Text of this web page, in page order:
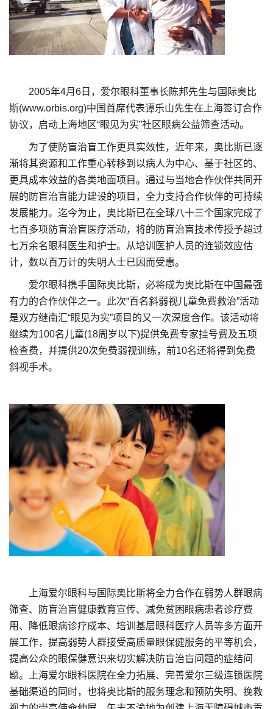
2005年4月6日，爱尔眼科董事长陈邦先生与国际奥比
斯(www.orbis.org)中国首席代表谭乐山先生在上海签订合作
协议，启动上海地区“眼见为实”社区眼病公益筛查活动。
为了使防盲治盲工作更具实效性，近年来，奥比斯已逐
渐将其资源和工作重心转移到以病人为中心、基于社区的、
更具成本效益的各类地面项目。通过与当地合作伙伴共同开
展的防盲治盲能力建设的项目，全力支持合作伙伴的可持续
发展能力。迄今为止，奥比斯已在全球八十三个国家完成了
七百多项防盲治盲医疗活动，将的防盲治盲技术传授予超过
七万余名眼科医生和护士。从培训医护人员的连锁效应估
计，数以百万计的失明人士已因而受惠。
爱尔眼科携手国际奥比斯，必将成为奥比斯在中国最强
有力的合作伙伴之一。此次“百名斜弱视儿童免费救治”活动
是双方继南汇“眼见为实”项目的又一次深度合作。该活动将
继续为100名儿童(18周岁以下)提供免费专家挂号费及五项
检查费，并提供20次免费弱视训练，前10名还将得到免费
斜视手术。
上海爱尔眼科与国际奥比斯将全力合作在弱势人群眼病
筛查、防盲治盲健康教育宣传、减免贫困眼病患者诊疗费
用、降低眼病诊疗成本、培训基层眼科医疗人员等多方面开
展工作，提高弱势人群接受高质量眼保健服务的平等机会，
提高公众的眼保健意识来切实解决防盲治盲问题的症结问
题。上海爱尔眼科医院在全力拓展、完善爱尔三级连锁医院
基础渠道的同时，也将奥比斯的服务理念和预防失明、挽救